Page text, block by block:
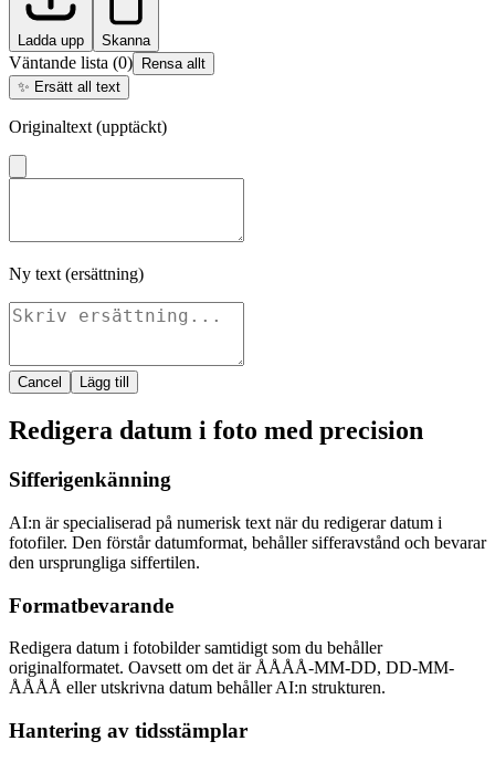
Ladda upp Skanna
Väntande lista (0)
Rensa allt
✨ Ersätt all text
Originaltext (upptäckt)
Ny text (ersättning)
Cancel Lägg till
Redigera datum i foto med precision
Sifferigenkänning
AI:n är specialiserad på numerisk text när du redigerar datum i
fotofiler. Den förstår datumformat, behåller sifferavstånd och bevarar
den ursprungliga siffertilen.
Formatbevarande
Redigera datum i fotobilder samtidigt som du behåller
originalformatet. Oavsett om det är ÅÅÅÅ-MM-DD, DD-MM-
ÅÅÅÅ eller utskrivna datum behåller AI:n strukturen.
Hantering av tidsstämplar